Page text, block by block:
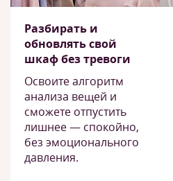
Разбирать и
обновлять свой
шкаф без тревоги
Освоите алгоритм
анализа вещей и
сможете отпустить
лишнее — спокойно,
без эмоционального
давления.